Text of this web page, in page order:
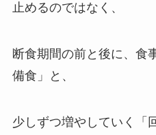
止めるのではなく、
断食期間の前と後に、食
備食」と、
少しずつ増やしていく「